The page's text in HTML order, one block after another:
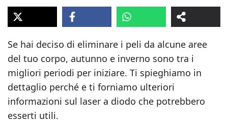
Se hai deciso di eliminare i peli da alcune aree
del tuo corpo, autunno e inverno sono tra i
migliori periodi per iniziare. Ti spieghiamo in
dettaglio perché e ti forniamo ulteriori
informazioni sul laser a diodo che potrebbero
esserti utili.